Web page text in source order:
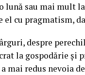
lună sau mai mult
el cu pragmatism,
despre
la gospodărie și
mai redus nevoia